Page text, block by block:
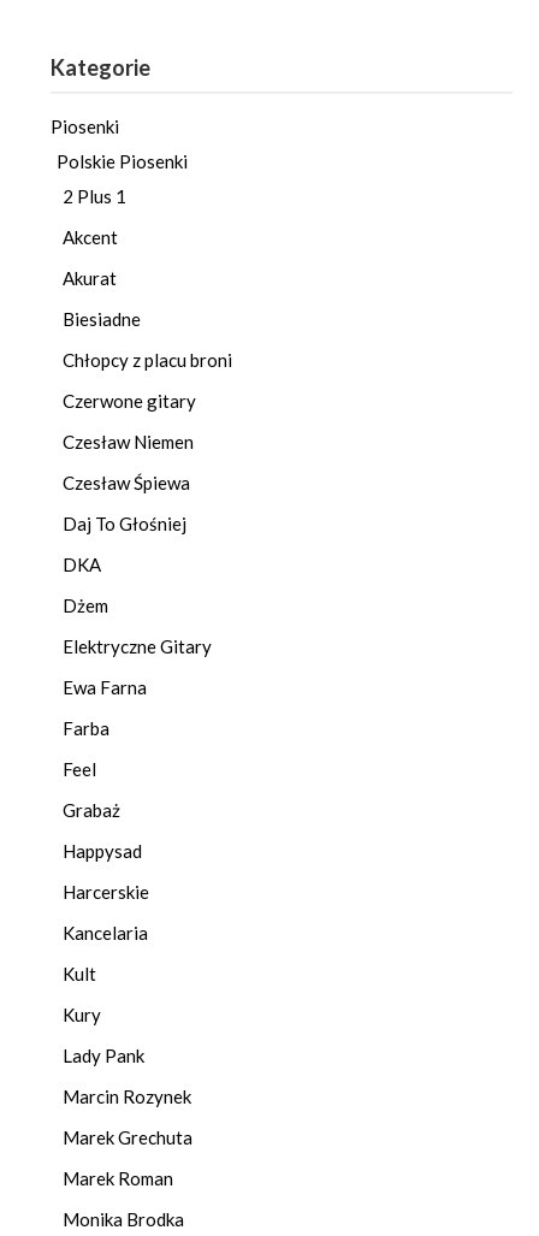
Kategorie
Piosenki
Polskie Piosenki
2 Plus 1
Akcent
Akurat
Biesiadne
Chłopcy z placu broni
Czerwone gitary
Czesław Niemen
Czesław Śpiewa
Daj To Głośniej
DKA
Dżem
Elektryczne Gitary
Ewa Farna
Farba
Feel
Grabaż
Happysad
Harcerskie
Kancelaria
Kult
Kury
Lady Pank
Marcin Rozynek
Marek Grechuta
Marek Roman
Monika Brodka